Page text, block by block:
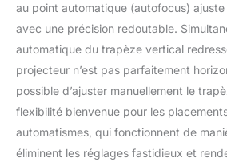
trouverez
produits
parfaite.
au point automatique (autofocus)
avec une précision redoutable.
automatique du trapèze vertical
projecteur n’est pas parfaitement
possible d’ajuster manuellement le
flexibilité bienvenue pour les
automatismes, qui fonctionnent de
éliminent les réglages fastidieux et